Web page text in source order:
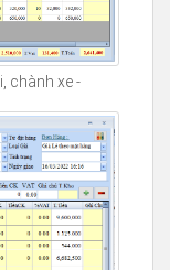
chành xe -